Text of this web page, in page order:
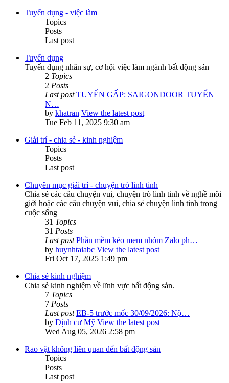
Tuyển dụng - việc làm
Topics
Posts
Last post
Tuyển dụng
Tuyển dụng nhân sự, cơ hội việc làm ngành bất động sản
2 Topics
2 Posts
Last post TUYỂN GẤP: SAIGONDOOR TUYỂN
N…
by khatran View the latest post
Tue Feb 11, 2025 9:30 am
Giải trí - chia sẻ - kinh nghiệm
Topics
Posts
Last post
Chuyên mục giải trí - chuyện trò linh tinh
Chia sẻ các câu chuyện vui, chuyện trò linh tinh về nghề môi
giới hoặc các câu chuyện vui, chia sẻ chuyện linh tinh trong
cuộc sống
31 Topics
31 Posts
Last post Phần mềm kéo mem nhóm Zalo ph…
by huynhtaiabc View the latest post
Fri Oct 17, 2025 1:49 pm
Chia sẻ kinh nghiệm
Chia sẻ kinh nghiệm về lĩnh vực bất động sản.
7 Topics
7 Posts
Last post EB-5 trước mốc 30/09/2026: Nộ…
by Định cư Mỹ View the latest post
Wed Aug 05, 2026 2:58 pm
Rao vặt không liên quan đến bất động sản
Topics
Posts
Last post